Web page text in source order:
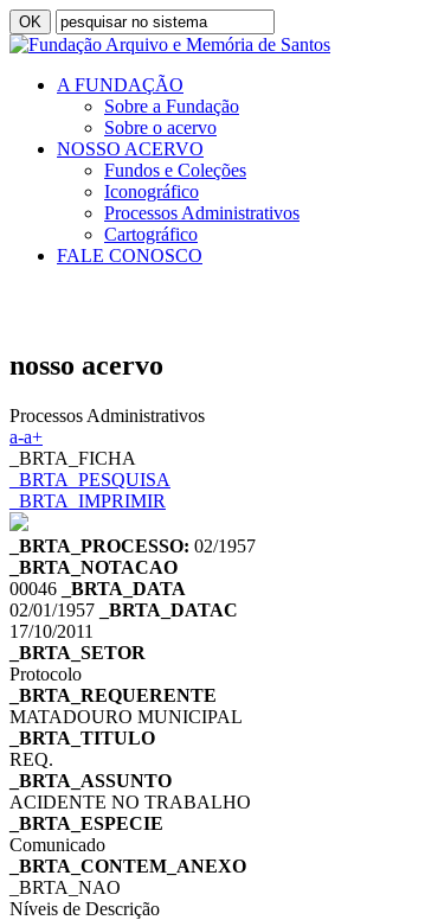
A FUNDAÇÃO
Sobre a Fundação
Sobre o acervo
NOSSO ACERVO
Fundos e Coleções
Iconográfico
Processos Administrativos
Cartográfico
FALE CONOSCO
nosso acervo
Processos Administrativos
a-a+
_BRTA_FICHA
_BRTA_PESQUISA
_BRTA_IMPRIMIR
_BRTA_PROCESSO: 02/1957
_BRTA_NOTACAO
00046
_BRTA_DATA
02/01/1957
_BRTA_DATAC
17/10/2011
_BRTA_SETOR
Protocolo
_BRTA_REQUERENTE
MATADOURO MUNICIPAL
_BRTA_TITULO
REQ.
_BRTA_ASSUNTO
ACIDENTE NO TRABALHO
_BRTA_ESPECIE
Comunicado
_BRTA_CONTEM_ANEXO
_BRTA_NAO
Níveis de Descrição